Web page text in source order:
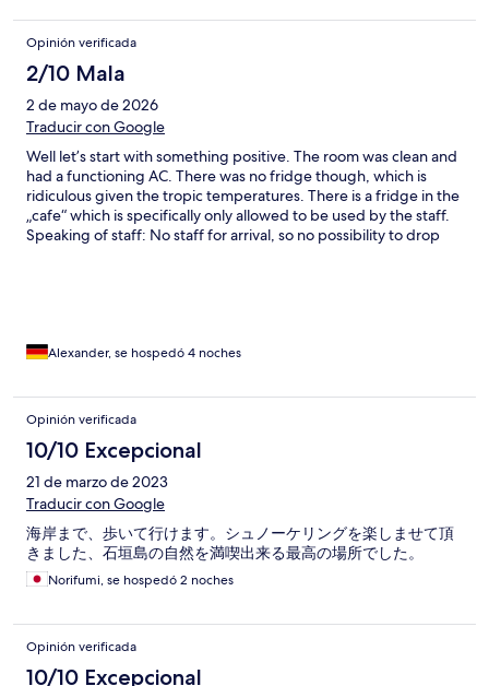
wenn es OK war.
Opinión verificada
2/10 Mala
2 de mayo de 2026
Traducir con Google
Well let’s start with something positive. The room was clean and
had a functioning AC. There was no fridge though, which is
ridiculous given the tropic temperatures. There is a fridge in the
„cafe“ which is specifically only allowed to be used by the staff.
Speaking of staff: No staff for arrival, so no possibility to drop
sensitive back a horrible time. I guess the place is only
don’t mind basic accommodations, but this place is not just
basic, it’s absolutely run down. The were chairs upside down all
around the area for my entire stay. Seems like someone just
wants to get some cash, but not wanting to keep the area in
when you just have one tiny trash bin for your entire stay, which
has obviously not been emptied. The accomdation is pretty
much opposite the Kabira Bay Area, so you need to be good on
foot for a nice walk (14k roundtrip) or you need to have a car. To
finish the review positively, the water pressure of the sure is
insane especially given the fact you are on an island. You need
Alexander, se hospedó 4 noches
Opinión verificada
10/10 Excepcional
21 de marzo de 2023
Traducir con Google
海岸まで、歩いて行けます。シュノーケリングを楽しませて頂
きました、石垣島の自然を満喫出来る最高の場所でした。
Norifumi, se hospedó 2 noches
Opinión verificada
10/10 Excepcional